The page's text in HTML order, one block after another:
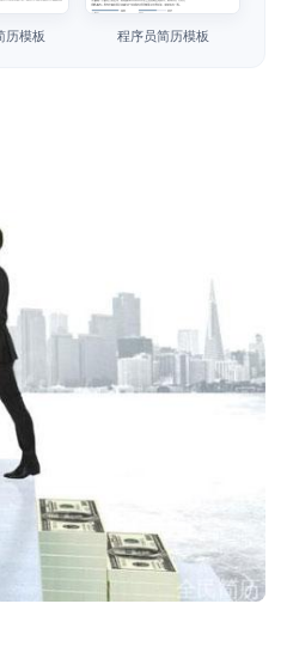
历模板 程序员简历模板